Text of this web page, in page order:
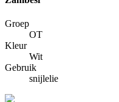
Groep
OT
Kleur
Wit
Gebruik
snijlelie